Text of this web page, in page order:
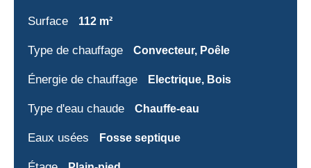
Surface 112 m²
Type de chauffage Convecteur, Poêle
Énergie de chauffage Electrique, Bois
Type d'eau chaude Chauffe-eau
Eaux usées Fosse septique